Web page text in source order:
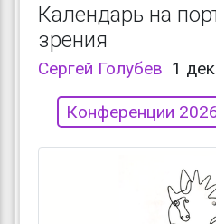
Календарь на
зрения
Сергей Голубев 1
Конференции